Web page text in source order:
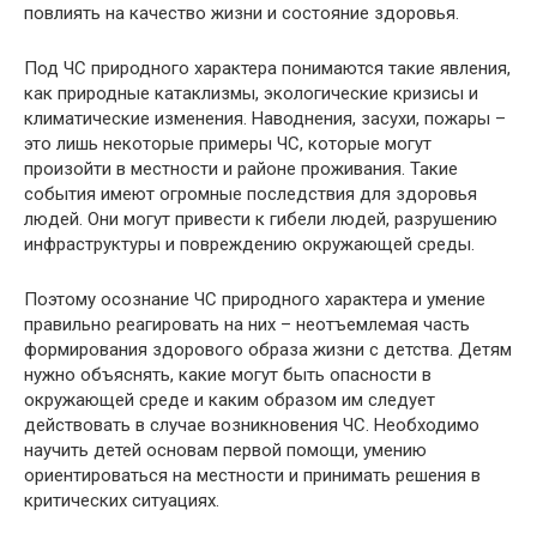
повлиять на качество жизни и состояние здоровья.
Под ЧС природного характера понимаются такие явления,
как природные катаклизмы, экологические кризисы и
климатические изменения. Наводнения, засухи, пожары –
это лишь некоторые примеры ЧС, которые могут
произойти в местности и районе проживания. Такие
события имеют огромные последствия для здоровья
людей. Они могут привести к гибели людей, разрушению
инфраструктуры и повреждению окружающей среды.
Поэтому осознание ЧС природного характера и умение
правильно реагировать на них – неотъемлемая часть
формирования здорового образа жизни с детства. Детям
нужно объяснять, какие могут быть опасности в
окружающей среде и каким образом им следует
действовать в случае возникновения ЧС. Необходимо
научить детей основам первой помощи, умению
ориентироваться на местности и принимать решения в
критических ситуациях.